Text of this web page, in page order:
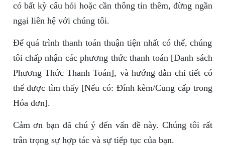
có bất kỳ câu hỏi hoặc cần thông tin thêm, đừng ngần
ngại liên hệ với chúng tôi.
Để quá trình thanh toán thuận tiện nhất có thể, chúng
tôi chấp nhận các phương thức thanh toán [Danh sách
Phương Thức Thanh Toán], và hướng dẫn chi tiết có
thể được tìm thấy [Nếu có: Đính kèm/Cung cấp trong
Hóa đơn].
Cảm ơn bạn đã chú ý đến vấn đề này. Chúng tôi rất
trân trọng sự hợp tác và sự tiếp tục của bạn.